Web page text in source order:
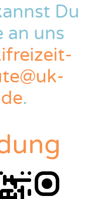
Du
an uns
.